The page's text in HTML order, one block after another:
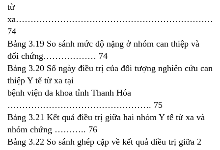
từ
74
Bảng 3.19 So sánh mức độ nặng ở nhóm can thiệp và
đối chứng……………… 74
Bảng 3.20 Số ngày điều trị của đối tượng nghiên cứu can
thiệp Y tế từ xa tại
bệnh viện đa khoa tỉnh Thanh Hóa
…………………………………………. 75
Bảng 3.21 Kết quả điều trị giữa hai nhóm Y tế từ xa và
nhóm chứng ……….. 76
Bảng 3.22 So sánh ghép cặp về kết quả điều trị giữa 2